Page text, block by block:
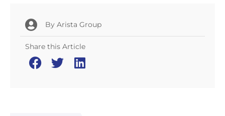
By Arista Group
Share this Article